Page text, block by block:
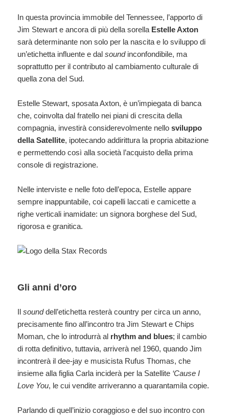
In questa provincia immobile del Tennessee, l’apporto di
Jim Stewart e ancora di più della sorella Estelle Axton
sarà determinante non solo per la nascita e lo sviluppo di
un’etichetta influente e dalsoundinconfondibile, ma
soprattutto per il contributo al cambiamento culturale di
quella zona del Sud.
Estelle Stewart, sposata Axton, è un’impiegata di banca
che, coinvolta dal fratello nei piani di crescita della
compagnia, investirà considerevolmente nellosviluppo
della Satellite, ipotecando addirittura la propria abitazione
e permettendo così alla società l’acquisto della prima
console di registrazione.
Nelle interviste e nelle foto dell’epoca, Estelle appare
sempre inappuntabile, coi capelli laccati e camicette a
righe verticali inamidate: un signora borghese del Sud,
rigorosa e granitica.
Gli anni d’oro
Ilsounddell’etichetta resterà country per circa un anno,
precisamente fino all’incontro tra Jim Stewart e Chips
Moman, che lo introdurrà al rhythm and blues; il cambio
di rotta definitivo, tuttavia, arriverà nel 1960, quando Jim
incontrerà il dee-jay e musicista Rufus Thomas, che
insieme alla figlia Carla inciderà per la Satellite ‘Cause I
Love You, le cui vendite arriveranno a quarantamila copie.
Parlando di quell’inizio coraggioso e del suo incontro con